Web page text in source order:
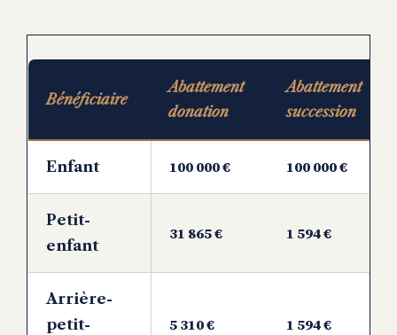
Bénéficiaire
Abattement
donation
Abattement
succession
Enfant 100 000 € 100 000 €
Petit-
enfant
31 865 € 1 594 €
Arrière-
petit-
5 310 € 1 594 €